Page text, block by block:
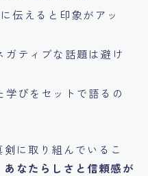
伝えると印象がアッ
ガティブな話題は避け
びをセットで語るの
に取り組んでいるこ
あなたらしさと信頼感が